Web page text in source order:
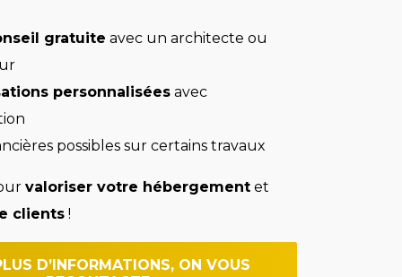
gratuite avec un architecte ou
personnalisées avec
possibles sur certains travaux
valoriser votre hébergement et
clients !
D’INFORMATIONS, ON VOUS